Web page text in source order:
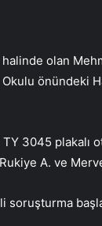
olan
önündeki
3045
A. ve
soruşturma